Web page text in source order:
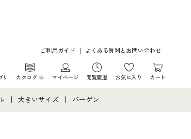
ご利用ガイド よくある質問とお問い合わせ
リ カタログ
・チラシからのご注文
マイページ 閲覧履歴 お気に入り カート
大きいサイズ バーゲン